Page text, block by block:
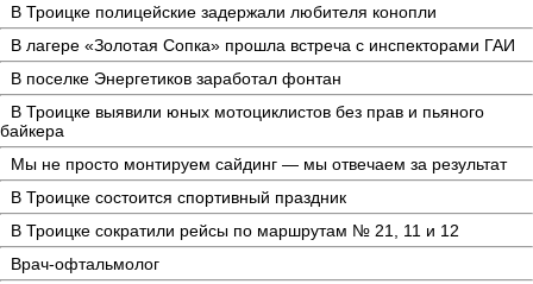
В Троицке полицейские задержали любителя конопли
В лагере «Золотая Сопка» прошла встреча с инспекторами ГАИ
В поселке Энергетиков заработал фонтан
В Троицке выявили юных мотоциклистов без прав и пьяного
байкера
Мы не просто монтируем сайдинг — мы отвечаем за результат
В Троицке состоится спортивный праздник
В Троицке сократили рейсы по маршрутам № 21, 11 и 12
Врач-офтальмолог